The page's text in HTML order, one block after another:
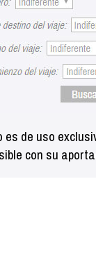
de uso
con su